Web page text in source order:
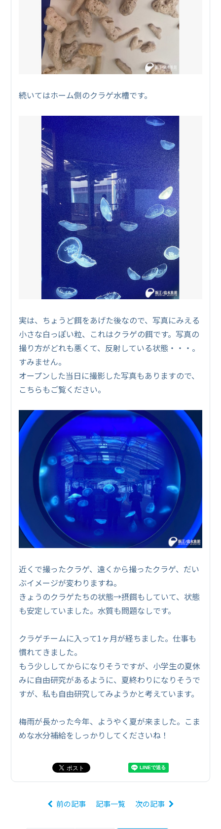
続いてはホーム側のクラゲ水槽です。
実は、ちょうど餌をあげた後なので、写真にみえる
小さな白っぽい粒、これはクラゲの餌です。写真の
撮り方がどれも悪くて、反射している状態・・・。
すみません。
オープンした当日に撮影した写真もありますので、
こちらもご覧ください。
近くで撮ったクラゲ、遠くから撮ったクラゲ、だい
ぶイメージが変わりますね。
きょうのクラゲたちの状態→摂餌もしていて、状態
も安定していました。水質も問題なしです。
クラゲチームに入って1ヶ月が経ちました。仕事も
慣れてきました。
もう少ししてからになりそうですが、小学生の夏休
みに自由研究があるように、夏終わりになりそうで
すが、私も自由研究してみようかと考えています。
梅雨が長かった今年、ようやく夏が来ました。こま
めな水分補給をしっかりしてくださいね！
前の記事 記事一覧 次の記事